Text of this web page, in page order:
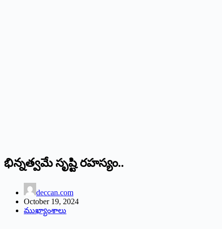
భిన్నత్వమే సృష్టి రహస్యం..
deccan.com
October 19, 2024
ముఖ్యాంశాలు